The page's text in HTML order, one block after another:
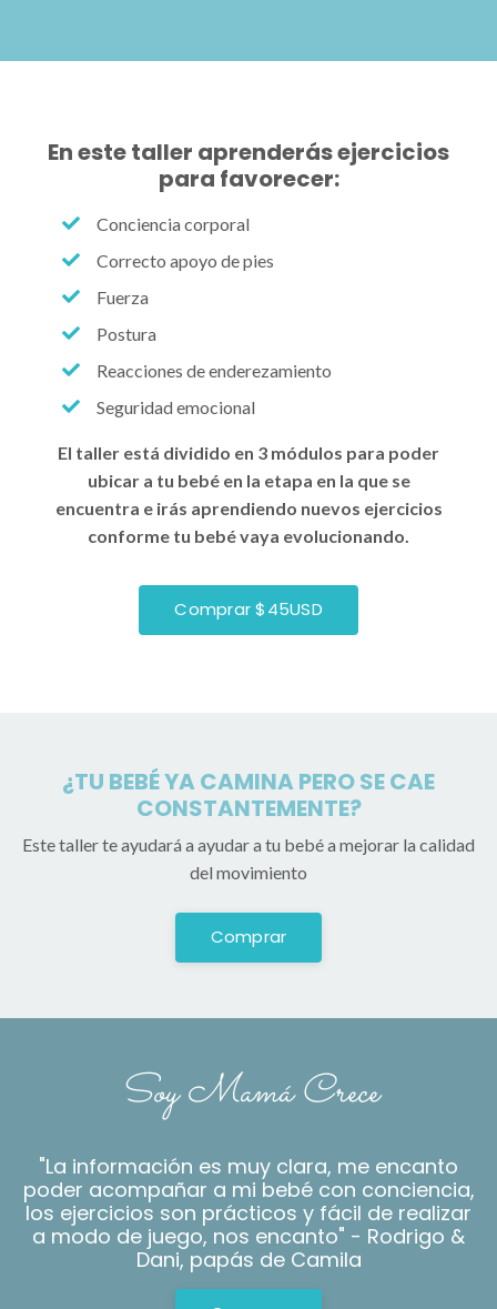
En este taller aprenderás ejercicios
para favorecer:
Conciencia corporal
Correcto apoyo de pies
Fuerza
Postura
Reacciones de enderezamiento
Seguridad emocional
El taller está dividido en 3 módulos para poder
ubicar a tu bebé en la etapa en la que se
encuentra e irás aprendiendo nuevos ejercicios
conforme tu bebé vaya evolucionando.
Comprar $45USD
¿TU BEBÉ YA CAMINA PERO SE CAE
CONSTANTEMENTE?
Este taller te ayudará a ayudar a tu bebé a mejorar la calidad
del movimiento
Comprar
Soy Mamá Crece
"La información es muy clara, me encanto
poder acompañar a mi bebé con conciencia,
los ejercicios son prácticos y fácil de realizar
a modo de juego, nos encanto" - Rodrigo &
Dani, papás de Camila